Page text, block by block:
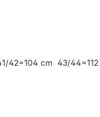
42=104 cm 43/